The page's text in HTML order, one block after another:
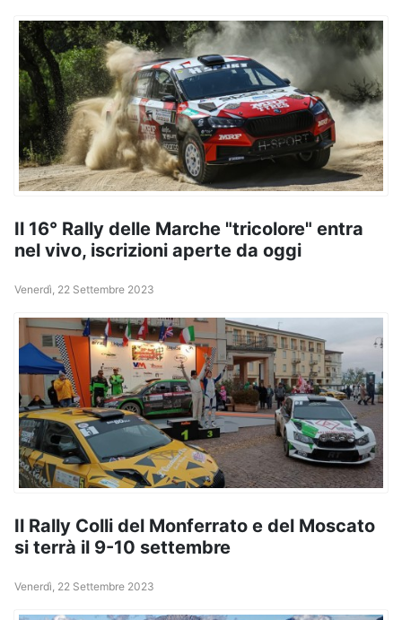
Il 16° Rally delle Marche "tricolore" entra
nel vivo, iscrizioni aperte da oggi
Venerdì, 22 Settembre 2023
Il Rally Colli del Monferrato e del Moscato
si terrà il 9-10 settembre
Venerdì, 22 Settembre 2023